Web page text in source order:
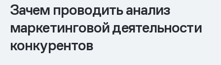
Зачем проводить анализ
маркетинговой деятельности
конкурентов